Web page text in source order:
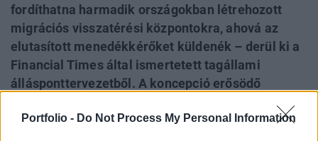
Portfolio - Do Not Process My Personal Information
fordíthatna harmadik országokban létrehozott
migrációs visszatérési központokra, ahová az
elutasított menedékkérőket küldenék – derül ki a
Financial Times által ismertetett tagállami
állásponttervezetből. A koncepció erősödő
kormányok képtelenek hatékonyan végrehajtani a